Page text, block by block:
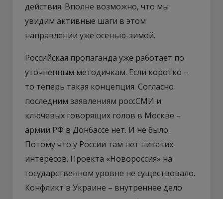
действия. Вполне возможно, что мы
увидим активные шаги в этом
направлении уже осенью-зимой.
Российская пропаганда уже работает по
уточненным методичкам. Если коротко –
то теперь такая концепция. Согласно
последним заявлениям россСМИ и
ключевых говорящих голов в Москве –
армии РФ в Донбассе нет. И не было.
Потому что у России там нет никаких
интересов. Проекта «Новороссия» на
государственном уровне не существовало.
Конфликт в Украине – внутреннее дело